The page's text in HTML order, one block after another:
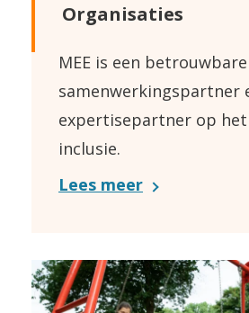
Organisaties
MEE is een betrouwbare
samenwerkingspartner
expertisepartner op het
inclusie.
Lees meer